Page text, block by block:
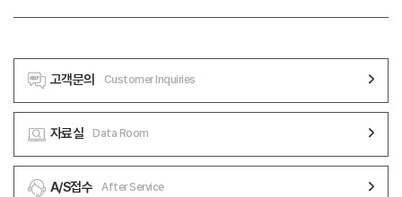
인세환급액18,058,970Ⅱ. 비유동부채10,206,970,1137. 재고자산4,228,
194,1331. 차입금9,500,000,000 2. 기타부채293,574,322Ⅱ. 비유동
자산32,099,599,8353. 기타장기종업원급여부채60,838,5331. 기타채
권686,306,0004. 확정급여부채352,557,2582. 장기선급비용35,395,
537부 채 총 계31,961,322,3303. 기타포괄손익(공정가치측정금융자
산)1,135,809,600자 본 4. 사용권자산192,453,652Ⅰ. 자본금4,849,3
고객문의 Customer Inquiries
자료실 Data Room
A/S접수 After Service